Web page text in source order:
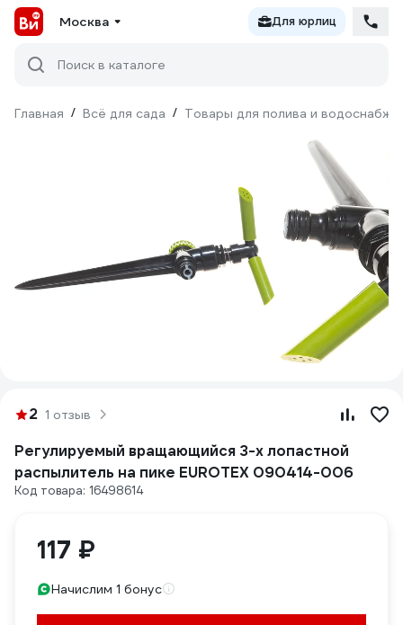
Москва Для юрлиц
Поиск в каталоге
Главная / Всё для сада / Товары для полива и
2 1 отзыв
Регулируемый вращающийся 3-х лопастной
распылитель на пике EUROTEX 090414-006
Код товара: 16498614
117 ₽
Начислим 1 бонус